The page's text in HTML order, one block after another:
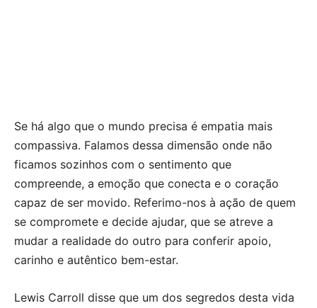
Se há algo que o mundo precisa é empatia mais
compassiva. Falamos dessa dimensão onde não
ficamos sozinhos com o sentimento que
compreende, a emoção que conecta e o coração
capaz de ser movido. Referimo-nos à ação de quem
se compromete e decide ajudar, que se atreve a
mudar a realidade do outro para conferir apoio,
carinho e autêntico bem-estar.
Lewis Carroll disse que um dos segredos desta vida